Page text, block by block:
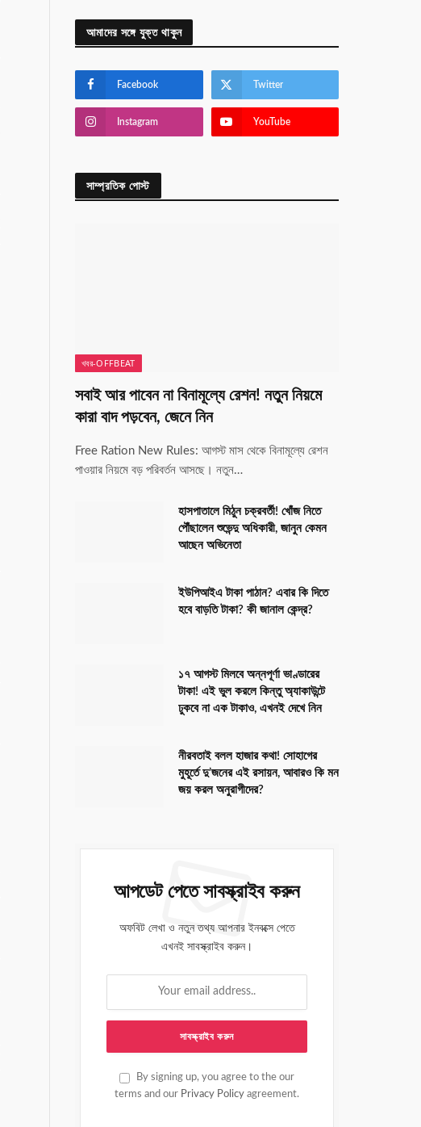
আমাদের সঙ্গে যুক্ত থাকুন
Facebook Twitter
Instagram YouTube
সাম্প্রতিক পোস্ট
খবর-OFFBEAT
সবাই আর পাবেন না বিনামূল্যে রেশন! নতুন নিয়মে
কারা বাদ পড়বেন, জেনে নিন
Free Ration New Rules: আগস্ট মাস থেকে বিনামূল্যে রেশন
পাওয়ার নিয়মে বড় পরিবর্তন আসছে। নতুন…
হাসপাতালে মিঠুন চক্রবর্তী! খোঁজ নিতে
পৌঁছালেন শুভেন্দু অধিকারী, জানুন কেমন
আছেন অভিনেতা
ইউপিআইএ টাকা পাঠান? এবার কি দিতে
হবে বাড়তি টাকা? কী জানাল কেন্দ্র?
১৭ আগস্ট মিলবে অন্নপূর্ণা ভাণ্ডারের
টাকা! এই ভুল করলে কিন্তু অ্যাকাউন্টে
ঢুকবে না এক টাকাও, এখনই দেখে নিন
নীরবতাই বলল হাজার কথা! সোহাগের
মুহূর্তে দু’জনের এই রসায়ন, আবারও কি মন
জয় করল অনুরাগীদের?
আপডেট পেতে সাবস্ক্রাইব করুন
অফবিট লেখা ও নতুন তথ্য আপনার ইনবক্সে পেতে
এখনই সাবস্ক্রাইব করুন।
By signing up, you agree to the our
terms and our Privacy Policy agreement.